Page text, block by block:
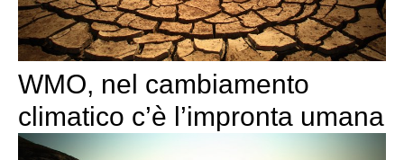
WMO, nel cambiamento
climatico c’è l’impronta umana